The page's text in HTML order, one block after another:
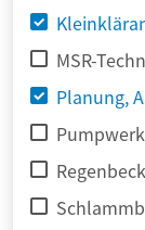
MSR-
Planung,